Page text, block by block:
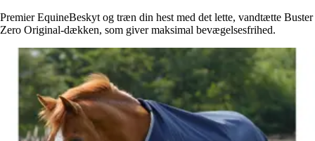
Premier EquineBeskyt og træn din hest med det lette, vandtætte Buster
Zero Original-dækken, som giver maksimal bevægelsesfrihed.